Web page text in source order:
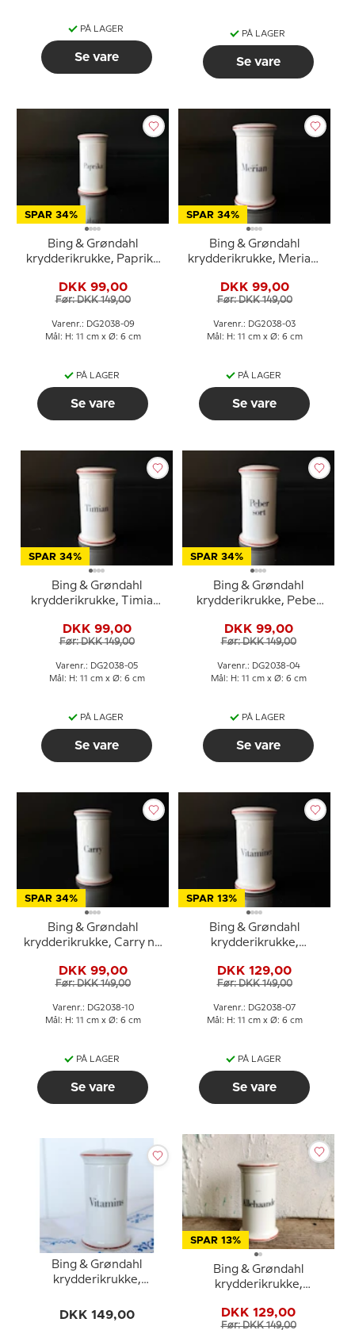
PÅ LAGER
Se vare
PÅ LAGER
Se vare
SPAR 34%
Bing & Grøndahl
krydderikrukke, Paprika
DKK 99,00
Før: DKK 149,00
Varenr.: DG2038-09
Mål: H: 11 cm x Ø: 6 cm
PÅ LAGER
Se vare
SPAR 34%
Bing & Grøndahl
krydderikrukke, Merian,
DKK 99,00
Før: DKK 149,00
Varenr.: DG2038-03
Mål: H: 11 cm x Ø: 6 cm
PÅ LAGER
Se vare
SPAR 34%
Bing & Grøndahl
krydderikrukke, Timian,
DKK 99,00
Før: DKK 149,00
Varenr.: DG2038-05
Mål: H: 11 cm x Ø: 6 cm
PÅ LAGER
Se vare
SPAR 34%
Bing & Grøndahl
krydderikrukke, Peber
DKK 99,00
Før: DKK 149,00
Varenr.: DG2038-04
Mål: H: 11 cm x Ø: 6 cm
PÅ LAGER
Se vare
SPAR 34%
Bing & Grøndahl
krydderikrukke, Carry nr.
DKK 99,00
Før: DKK 149,00
Varenr.: DG2038-10
Mål: H: 11 cm x Ø: 6 cm
PÅ LAGER
Se vare
SPAR 13%
Bing & Grøndahl
krydderikrukke,
DKK 129,00
Før: DKK 149,00
Varenr.: DG2038-07
Mål: H: 11 cm x Ø: 6 cm
PÅ LAGER
Se vare
Bing & Grøndahl
krydderikrukke,
DKK 149,00
SPAR 13%
Bing & Grøndahl
krydderikrukke,
DKK 129,00
Før: DKK 149,00